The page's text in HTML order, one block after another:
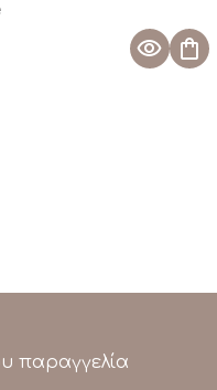
παραγγελία